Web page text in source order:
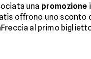
una promozione
offrono uno
al primo